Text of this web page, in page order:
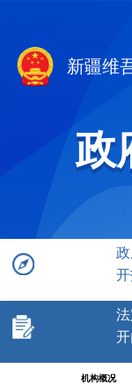
新疆维
政
机构概况